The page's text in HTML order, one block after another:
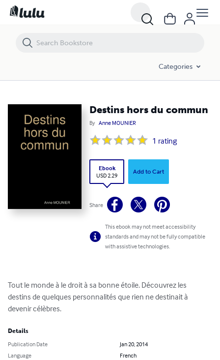
Categories
Destins hors du commun
By Anne MOUNIER
1 rating
Ebook
USD 2.29
Add to Cart
Share
This ebook may not meet accessibility
standards and may not be fully compatible
with assistive technologies.
Tout le monde à le droit à sa bonne étoile. Découvrez les
destins de quelques personnalités que rien ne destinait à
devenir célèbres.
Details
Publication Date
Jan 20, 2014
Language
French
Destins hors du commun